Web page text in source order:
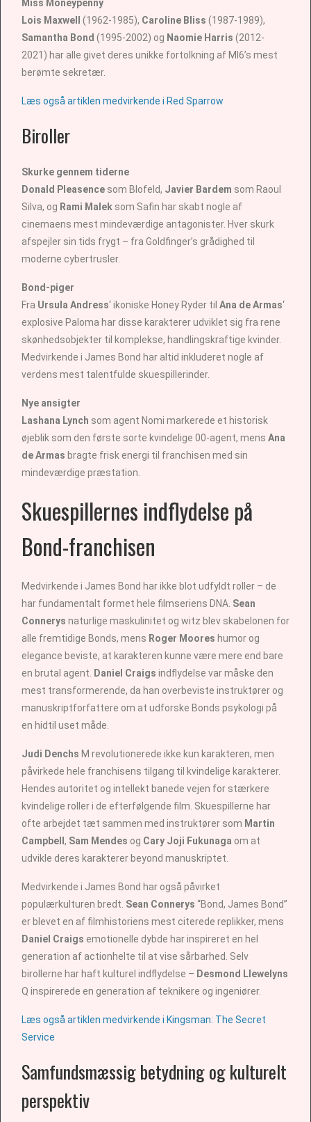
Miss Moneypenny
Lois Maxwell (1962-1985), Caroline Bliss (1987-1989),
Samantha Bond (1995-2002) og Naomie Harris (2012-
2021) har alle givet deres unikke fortolkning af MI6’s mest
berømte sekretær.
Læs også artiklen medvirkende i Red Sparrow
Biroller
Skurke gennem tiderne
Donald Pleasence som Blofeld, Javier Bardem som Raoul
Silva, og Rami Malek som Safin har skabt nogle af
cinemaens mest mindeværdige antagonister. Hver skurk
afspejler sin tids frygt – fra Goldfinger’s grådighed til
moderne cybertrusler.
Bond-piger
Fra Ursula Andress‘ ikoniske Honey Ryder til Ana de Armas‘
explosive Paloma har disse karakterer udviklet sig fra rene
skønhedsobjekter til komplekse, handlingskraftige kvinder.
Medvirkende i James Bond har altid inkluderet nogle af
verdens mest talentfulde skuespillerinder.
Nye ansigter
Lashana Lynch som agent Nomi markerede et historisk
øjeblik som den første sorte kvindelige 00-agent, mens Ana
de Armas bragte frisk energi til franchisen med sin
mindeværdige præstation.
Skuespillernes indflydelse på
Bond-franchisen
Medvirkende i James Bond har ikke blot udfyldt roller – de
har fundamentalt formet hele filmseriens DNA. Sean
Connerys naturlige maskulinitet og witz blev skabelonen for
alle fremtidige Bonds, mens Roger Moores humor og
elegance beviste, at karakteren kunne være mere end bare
en brutal agent. Daniel Craigs indflydelse var måske den
mest transformerende, da han overbeviste instruktører og
manuskriptforfattere om at udforske Bonds psykologi på
en hidtil uset måde.
Judi Denchs M revolutionerede ikke kun karakteren, men
påvirkede hele franchisens tilgang til kvindelige karakterer.
Hendes autoritet og intellekt banede vejen for stærkere
kvindelige roller i de efterfølgende film. Skuespillerne har
ofte arbejdet tæt sammen med instruktører som Martin
Campbell, Sam Mendes og Cary Joji Fukunaga om at
udvikle deres karakterer beyond manuskriptet.
Medvirkende i James Bond har også påvirket
populærkulturen bredt. Sean Connerys “Bond, James Bond”
er blevet en af filmhistoriens mest citerede replikker, mens
Daniel Craigs emotionelle dybde har inspireret en hel
generation af actionhelte til at vise sårbarhed. Selv
birollerne har haft kulturel indflydelse – Desmond Llewelyns
Q inspirerede en generation af teknikere og ingeniører.
Læs også artiklen medvirkende i Kingsman: The Secret
Service
Samfundsmæssig betydning og kulturelt
perspektiv